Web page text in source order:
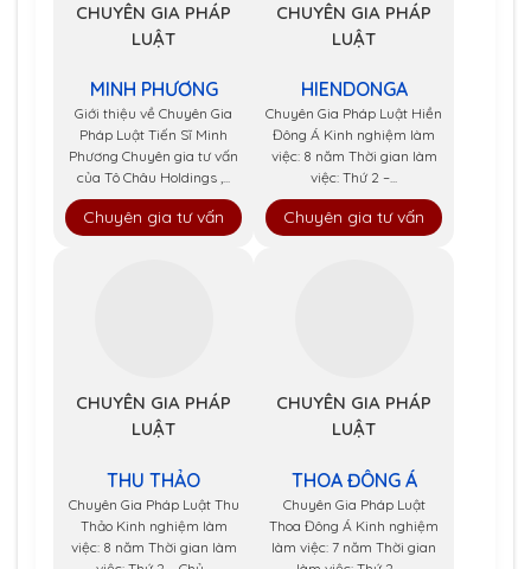
CHUYÊN GIA PHÁP
LUẬT
MINH PHƯƠNG
Giới thiệu về Chuyên Gia
Pháp Luật Tiến Sĩ Minh
Phương Chuyên gia tư vấn
của Tô Châu Holdings ,...
Chuyên gia tư vấn
CHUYÊN GIA PHÁP
LUẬT
HIENDONGA
Chuyên Gia Pháp Luật Hiền
Đông Á Kinh nghiệm làm
việc: 8 năm Thời gian làm
việc: Thứ 2 –...
Chuyên gia tư vấn
CHUYÊN GIA PHÁP
LUẬT
THU THẢO
Chuyên Gia Pháp Luật Thu
Thảo Kinh nghiệm làm
việc: 8 năm Thời gian làm
CHUYÊN GIA PHÁP
LUẬT
THOA ĐÔNG Á
Chuyên Gia Pháp Luật
Thoa Đông Á Kinh nghiệm
làm việc: 7 năm Thời gian